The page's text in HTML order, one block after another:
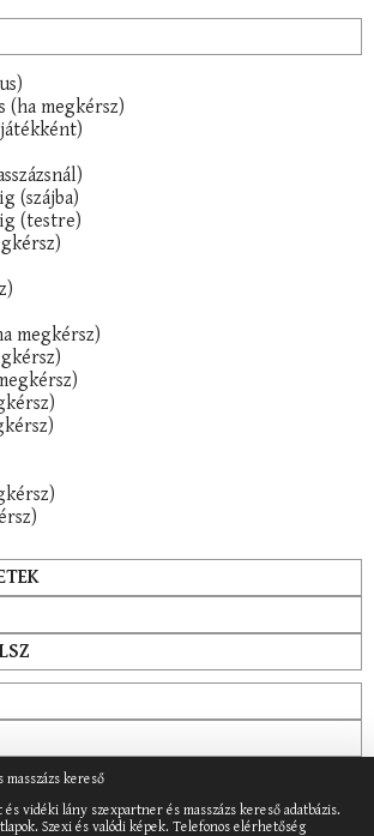
(ha megkérsz)
(szájba)
(testre)
megkérsz)
masszázs kereső
és vidéki lány szexpartner és masszázs kereső adatbázis.
Szexi és valódi képek. Telefonos elérhetőség